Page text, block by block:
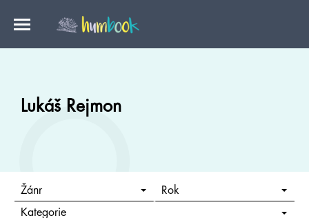
Lukáš Rejmon
Žánr Rok
Kategorie